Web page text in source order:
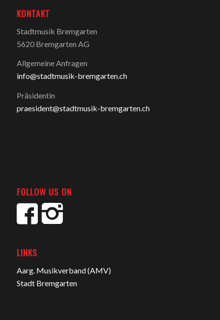
KONTAKT
Stadtmusik Bremgarten
5620 Bremgarten AG
Allgemeine Anfragen
info@stadtmusik-bremgarten.ch
Präsidentin
praesident@stadtmusik-bremgarten.ch
FOLLOW US ON
LINKS
Aarg. Musikverband (AMV)
Stadt Bremgarten